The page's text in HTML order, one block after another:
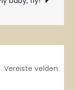
Vereiste velden